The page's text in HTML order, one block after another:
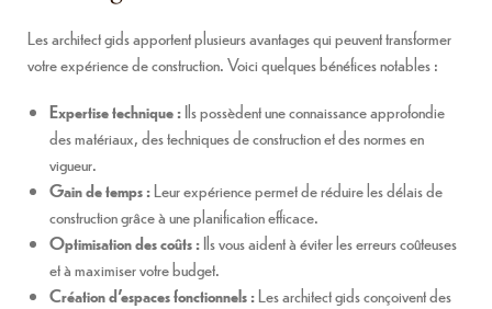
Les architect gids apportent plusieurs avantages qui peuvent transformer
votre expérience de construction. Voici quelques bénéfices notables :
Expertise technique :Ils possèdent une connaissance approfondie
des matériaux, des techniques de construction et des normes en
vigueur.
Gain de temps :Leur expérience permet de réduire les délais de
construction grâce à une planification efficace.
Optimisation des coûts :Ils vous aident à éviter les erreurs coûteuses
et à maximiser votre budget.
Création d’espaces fonctionnels :Les architect gids conçoivent des